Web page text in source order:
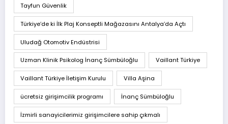
Tayfun Güvenlik
Türkiye’de ki İlk Plaj Konseptli Mağazasını Antalya’da Açtı
Uludağ Otomotiv Endüstrisi
Uzman Klinik Psikolog İnanç Sümbüloğlu Vaillant Türkiye
Vaillant Türkiye İletişim Kurulu Villa Aşina
ücretsiz girişimcilik programı İnanç Sümbüloğlu
İzmirli sanayicilerimiz girişimcilere sahip çıkmalı